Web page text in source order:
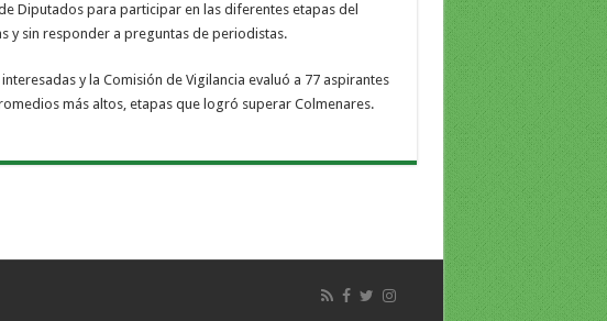
Diputados para participar en las diferentes etapas del
y sin responder a preguntas de periodistas.
y la Comisión de Vigilancia evaluó a 77 aspirantes
más altos, etapas que logró superar Colmenares.